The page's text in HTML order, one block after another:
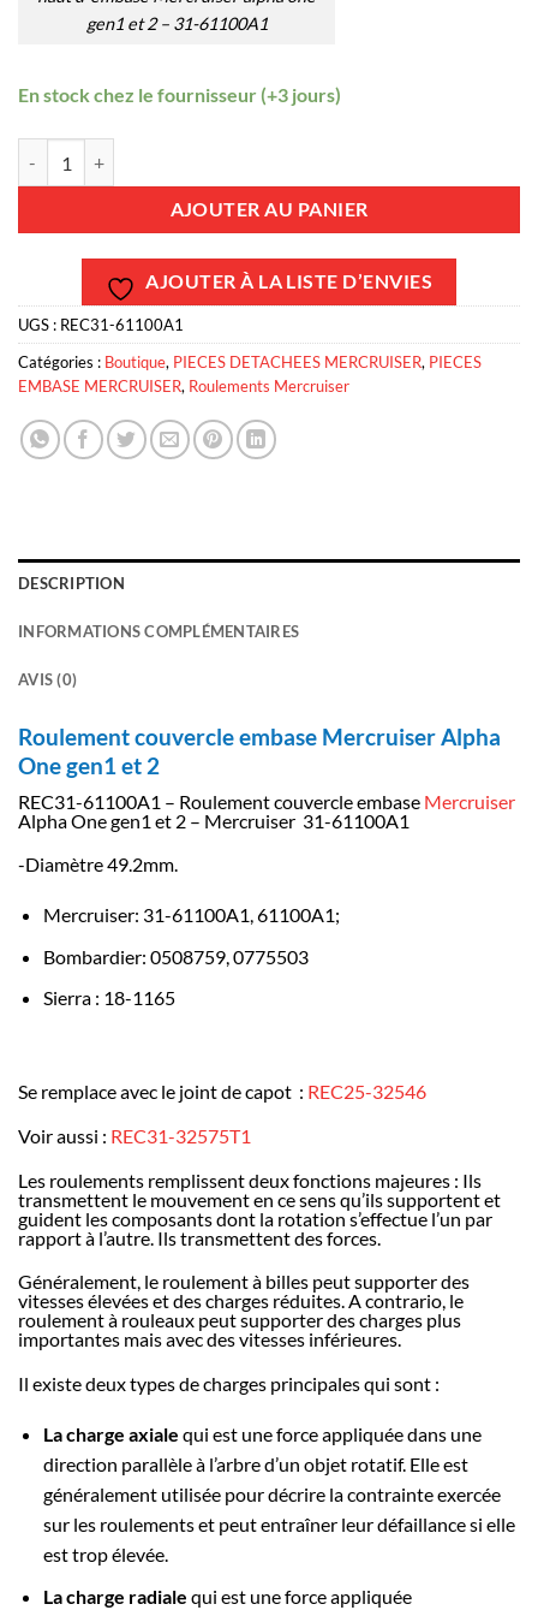
gen1 et 2 – 31-61100A1
En stock chez le fournisseur (+3 jours)
AJOUTER AU PANIER
AJOUTER À LA LISTE D’ENVIES
UGS : REC31-61100A1
Catégories : Boutique, PIECES DETACHEES MERCRUISER, PIECES
EMBASE MERCRUISER, Roulements Mercruiser
DESCRIPTION
INFORMATIONS COMPLÉMENTAIRES
AVIS (0)
Roulement couvercle embase Mercruiser Alpha
One gen1 et 2
REC31-61100A1 – Roulement couvercle embase Mercruiser
Alpha One gen1 et 2 – Mercruiser 31-61100A1
-Diamètre 49.2mm.
Mercruiser: 31-61100A1, 61100A1;
Bombardier: 0508759, 0775503
Sierra: 18-1165
Se remplace avec le joint de capot : REC25-32546
Voir aussi : REC31-32575T1
Les roulements remplissent deux fonctions majeures : Ils
transmettent le mouvement en ce sens qu’ils supportent et
guident les composants dont la rotation s’effectue l’un par
rapport à l’autre. Ils transmettent des forces.
Généralement, le roulement à billes peut supporter des
vitesses élevées et des charges réduites. A contrario, le
roulement à rouleaux peut supporter des charges plus
importantes mais avec des vitesses inférieures.
Il existe deux types de charges principales qui sont :
La charge axiale qui est une force appliquée dans une
direction parallèle à l’arbre d’un objet rotatif. Elle est
généralement utilisée pour décrire la contrainte exercée
sur les roulements et peut entraîner leur défaillance si elle
est trop élevée.
La charge radiale qui est une force appliquée